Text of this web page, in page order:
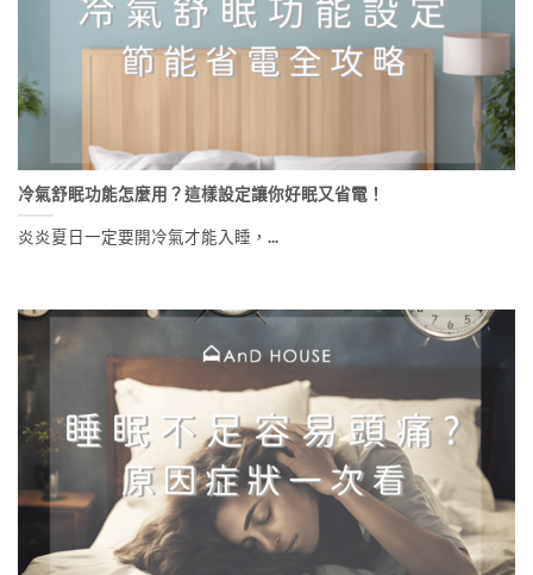
冷氣舒眠功能怎麼用？這樣設定讓你好眠又省電！
炎炎夏日一定要開冷氣才能入睡，...